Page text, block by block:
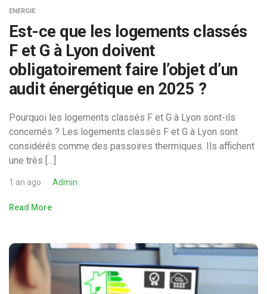
ENERGIE
Est-ce que les logements classés
F et G à Lyon doivent
obligatoirement faire l’objet d’un
audit énergétique en 2025 ?
Pourquoi les logements classés F et G à Lyon sont-ils
concernés ? Les logements classés F et G à Lyon sont
considérés comme des passoires thermiques. Ils affichent
une très […]
1 an ago Admin
Read More